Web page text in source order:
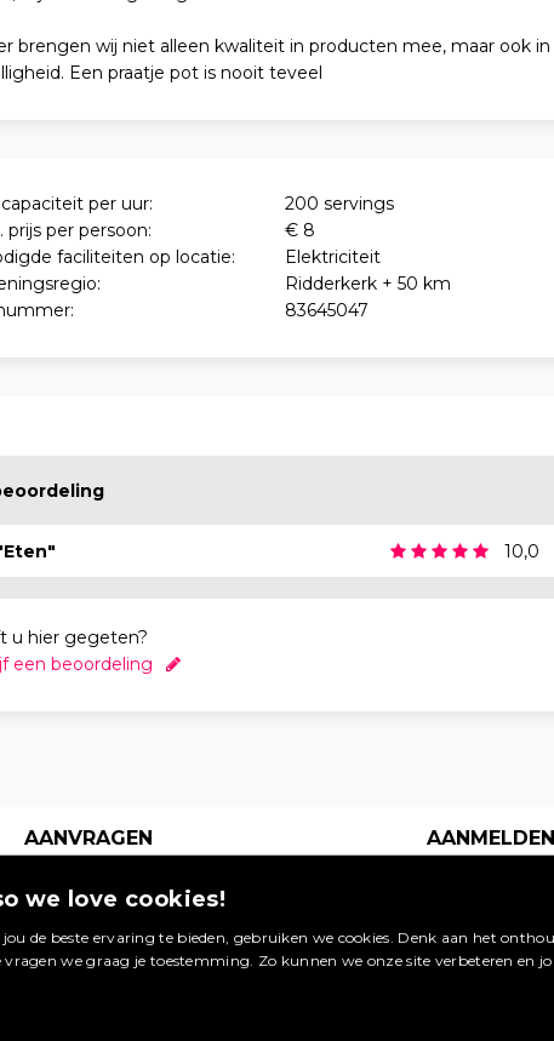
brengen wij niet alleen kwaliteit in producten mee, maar ook in
Een praatje pot is nooit teveel
per uur:
200 servings
prijs per persoon:
€ 8
faciliteiten op locatie:
Elektriciteit
Ridderkerk + 50 km
83645047
10,0
u hier gegeten?
een beoordeling
AANVRAGEN
aanvraag waarop
FoodtruckBooking.com
kunnen reageren.
AANMELDEN
vakgebied.
nu aan en
we love cookies!
de beste ervaring te bieden, gebruiken we cookies. Denk aan het
we graag je toestemming. Zo kunnen we onze site verbeteren en